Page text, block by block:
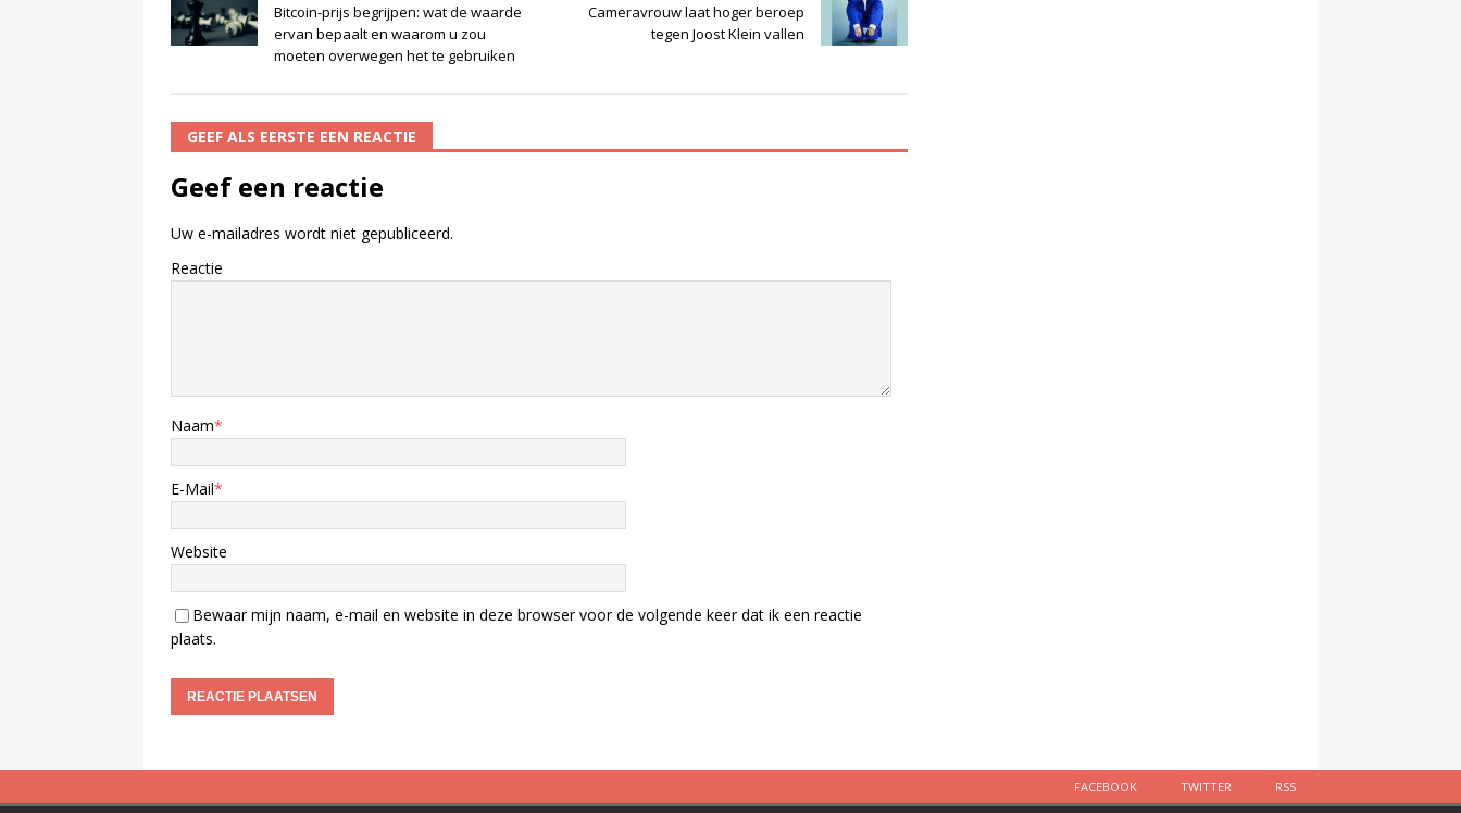
Bitcoin-prijs begrijpen: wat de waarde
ervan bepaalt en waarom u zou
moeten overwegen het te gebruiken
Cameravrouw laat hoger beroep
tegen Joost Klein vallen
GEEF ALS EERSTE EEN REACTIE
Geef een reactie
Uw e-mailadres wordt niet gepubliceerd.
Reactie
Naam*
E-Mail*
Website
Bewaar mijn naam, e-mail en website in deze browser voor de volgende keer dat ik een reactie
plaats.
FACEBOOK TWITTER RSS